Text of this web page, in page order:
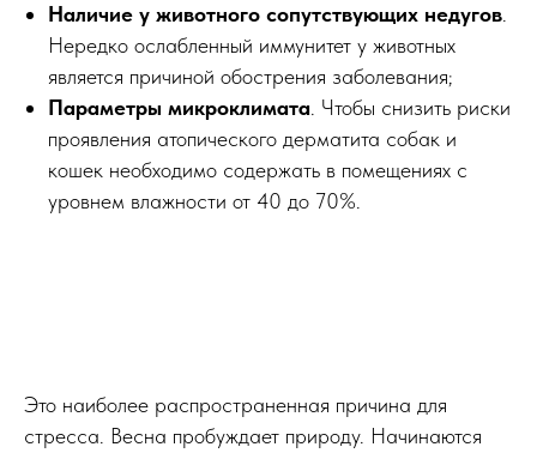
Наличие у животного сопутствующих недугов
Нередко ослабленный иммунитет у животных
является причиной обострения заболевания;
Параметры микроклимата . Чтобы снизить риски
проявления атопического дерматита собак и
кошек необходимо содержать в помещениях с
уровнем влажности от 40 до 70%.
Это наиболее распространенная причина для
стресса. Весна пробуждает природу. Начинаются